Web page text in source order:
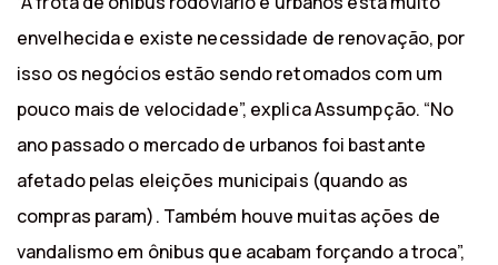
envelhecida e existe necessidade de renovação, por
isso os negócios estão sendo retomados com um
pouco mais de velocidade”, explica Assumpção. “No
ano passado o mercado de urbanos foi bastante
afetado pelas eleições municipais (quando as
compras param). Também houve muitas ações de
vandalismo em ônibus que acabam forçando a troca”,